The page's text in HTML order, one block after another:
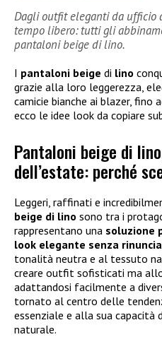
Dagli outfit eleganti da ufficio
tempo libero: tutti gli
pantaloni beige di lino.
I pantaloni beige di lino
grazie alla loro leggerezza,
camicie bianche ai blazer, fino
ecco le idee look da copiare
Pantaloni beige di
dell’estate: perché
Leggeri, raffinati e
beige di lino sono tra i
rappresentano una soluzione
look elegante senza
tonalità neutra e al tessuto
creare outfit sofisticati ma
adattandosi facilmente a
tornato al centro delle
essenziale e alla sua
naturale.